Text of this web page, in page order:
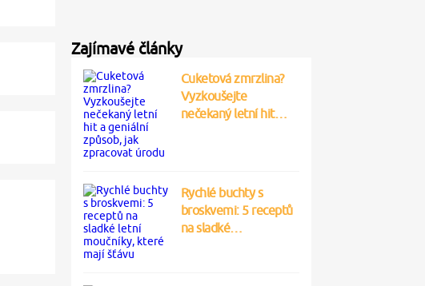
Zajímavé články
Cuketová zmrzlina?
Vyzkoušejte
nečekaný letní hit…
Rychlé buchty s
broskvemi: 5 receptů
na sladké…